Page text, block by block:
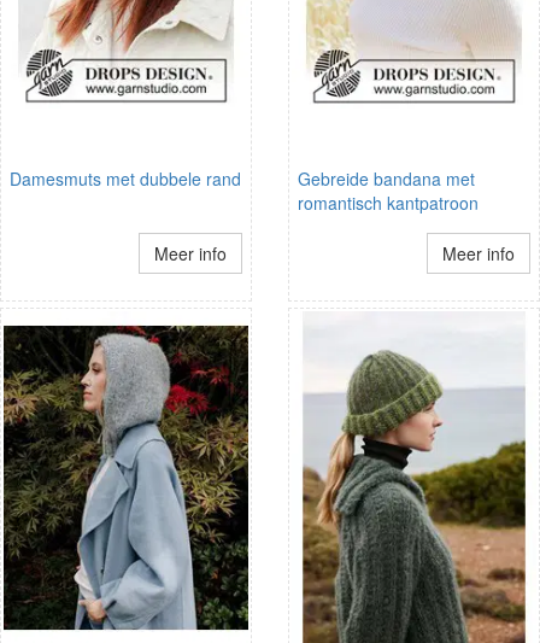
Damesmuts met dubbele rand
Meer info
Gebreide bandana met
romantisch kantpatroon
Meer info